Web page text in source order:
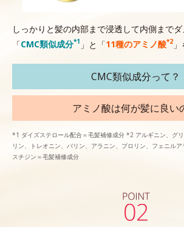
しっかりと髪の内部まで浸透して内側まで
「CMC類似成分*1 」と「11種のアミノ酸*2
CMC類似成分って？
アミノ酸は何が髪に良い
*1 ダイズステロール配合＝毛髪補修成分 *2 アルギニン、グ
リン、トレオニン、バリン、アラニン、プロリン、フェニル
スチジン＝毛髪補修成分